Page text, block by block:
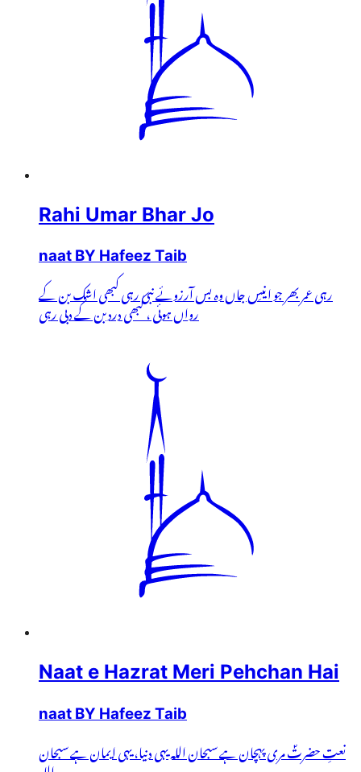
Rahi Umar Bhar Jo
naat BY Hafeez Taib
رہی عمر بھر جو انیسِ جاں وہ بس آرزوئے نبی رہی کبھی اشک بن کے
رواں ہوئی ، کبھی درد بن کے دبی رہی
Naat e Hazrat Meri Pehchan Hai
naat BY Hafeez Taib
نعتِ حضرتؐ مری پہچان ہے سبحان اللہ یہی دنیا، یہی ایمان ہے سبحان